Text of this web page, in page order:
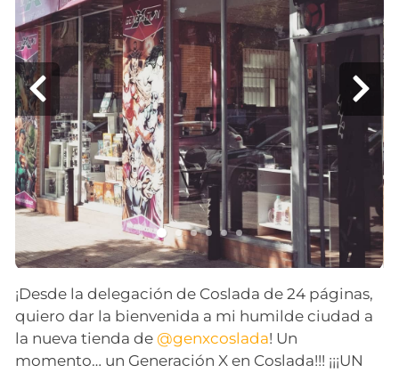
¡Desde la delegación de Coslada de 24 páginas,
quiero dar la bienvenida a mi humilde ciudad a
la nueva tienda de @genxcoslada! Un
momento… un Generación X en Coslada!!! ¡¡¡UN